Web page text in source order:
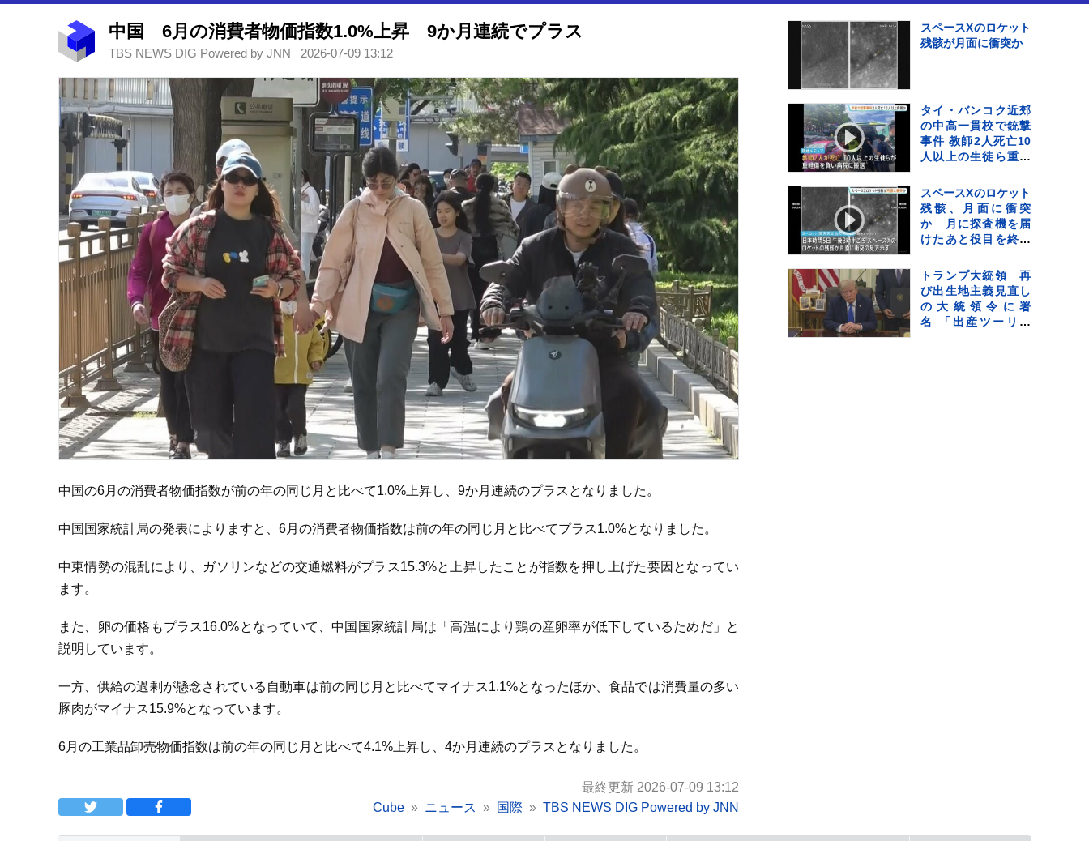
中国 6月の消費者物価指数1.0%上昇 9か月連続でプラス
TBS NEWS DIG Powered by JNN 2026-07-09 13:12
中国の6月の消費者物価指数が前の年の同じ月と比べて1.0%上昇し、9か月連続のプラスとなりました。
中国国家統計局の発表によりますと、6月の消費者物価指数は前の年の同じ月と比べてプラス1.0%となりました。
中東情勢の混乱により、ガソリンなどの交通燃料がプラス15.3%と上昇したことが指数を押し上げた要因となってい
ます。
また、卵の価格もプラス16.0%となっていて、中国国家統計局は「高温により鶏の産卵率が低下しているためだ」と
説明しています。
一方、供給の過剰が懸念されている自動車は前の同じ月と比べてマイナス1.1%となったほか、食品では消費量の多い
豚肉がマイナス15.9%となっています。
6月の工業品卸売物価指数は前の年の同じ月と比べて4.1%上昇し、4か月連続のプラスとなりました。
最終更新 2026-07-09 13:12
Cube
ニュース 国際 TBS NEWS DIG Powered by JNN
スペースXのロケット
残骸が月面に衝突か
タイ・バンコク近郊
の中高一貫校で銃撃
事件 教師2人死亡10
人以上の生徒ら重軽
生徒との情報、現場
で死亡と地元当局
スペースXのロケット
残骸、月面に衝突
か 月に探査機を届
けたあと役目を終え
宇宙空間に漂流して
いた
トランプ大統領 再
び出生地主義見直し
の大統領令に署
名 「出産ツーリズ